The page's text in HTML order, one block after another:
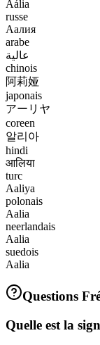
Aália
russe
Аалия
arabe
عالية
chinois
阿莉娅
japonais
アーリヤ
coreen
알리아
hindi
आलिया
turc
Aaliya
polonais
Aalia
neerlandais
Aalia
suedois
Aalia
Questions
Quelle est la